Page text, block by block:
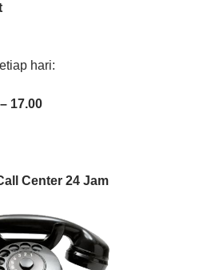
hari:
17.00
Center 24 Jam